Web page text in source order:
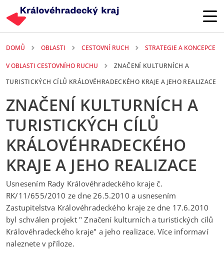
DOMŮ OBLASTI CESTOVNÍ RUCH STRATEGIE A KONCEPCE
V OBLASTI CESTOVNÍHO RUCHU
ZNAČENÍ KULTURNÍCH A
TURISTICKÝCH CÍLŮ KRÁLOVÉHRADECKÉHO KRAJE A JEHO REALIZACE
ZNAČENÍ KULTURNÍCH A
TURISTICKÝCH CÍLŮ
KRÁLOVÉHRADECKÉHO
KRAJE A JEHO REALIZACE
Usnesením Rady Královéhradeckého kraje č.
RK/11/655/2010 ze dne 26.5.2010 a usnesením
Zastupitelstva Královéhradeckého kraje ze dne 17.6.2010
byl schválen projekt " Značení kulturních a turistických cílů
Královéhradeckého kraje" a jeho realizace. Více informaví
naleznete v příloze.